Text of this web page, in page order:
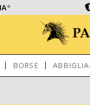
*
BORSE